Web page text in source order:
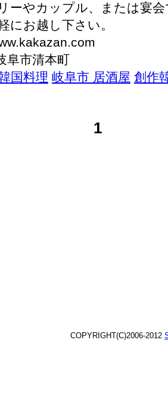
ーやカップル、または宴
にお越し下さい。
阜市清本町
国料理 岐阜市 居酒屋 創作
1
COPYRIGHT(C)2006-2012